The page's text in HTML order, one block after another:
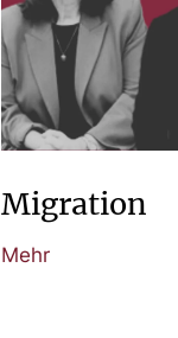
Migration
Mehr